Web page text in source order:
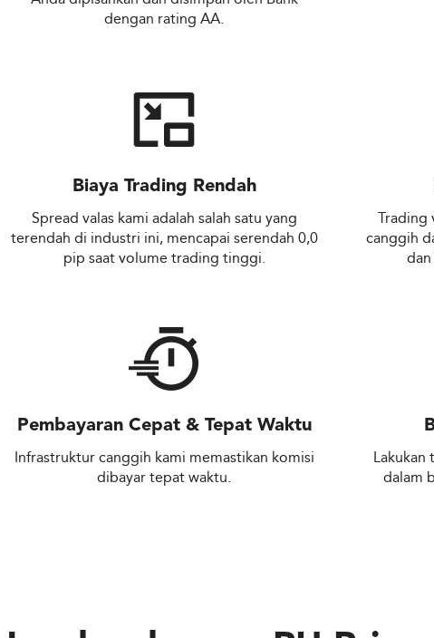
dengan rating AA.
Biaya Trading Rendah
Spread valas kami adalah salah satu yang
terendah di industri ini, mencapai serendah 0,0
pip saat volume trading tinggi.
Trading
canggih
Pembayaran Cepat & Tepat Waktu
Infrastruktur canggih kami memastikan komisi
dibayar tepat waktu.
Lakukan
dalam